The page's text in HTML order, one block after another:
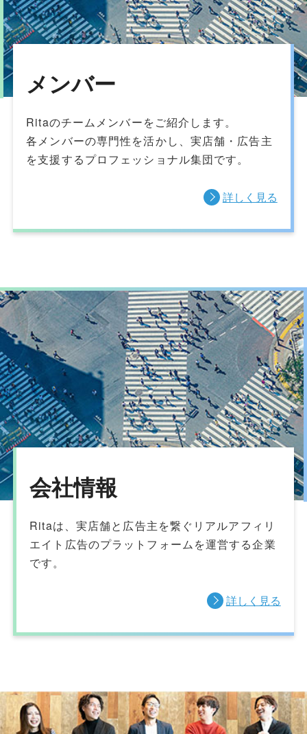
メンバー
Ritaのチームメンバーをご紹介します。
各メンバーの専門性を活かし、実店舗・広告主
を支援するプロフェッショナル集団です。
詳しく見る
会社情報
Ritaは、実店舗と広告主を繋ぐリアルアフィリ
エイト広告のプラットフォームを運営する企業
です。
詳しく見る